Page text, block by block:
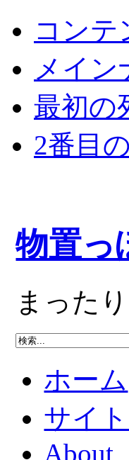
コンテ
メイ
最初の
2番目
物置っ
まった
ホーム
サイ
About